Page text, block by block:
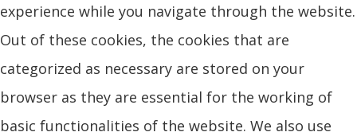
experience while you navigate through the website.
Out of these cookies, the cookies that are
categorized as necessary are stored on your
browser as they are essential for the working of
basic functionalities of the website. We also use